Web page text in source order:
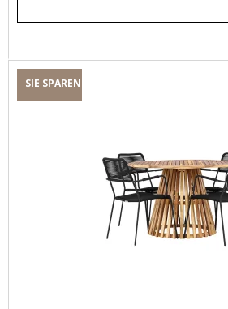
SIE SPAREN